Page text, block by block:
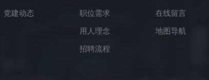
党建动态 职位需求
用人理念
招聘流程
在线留言
地图导航